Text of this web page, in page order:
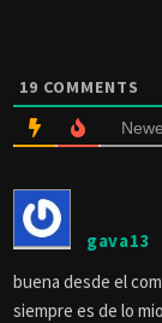
19 COMMENTS
gava13
buena desde el
siempre es de lo